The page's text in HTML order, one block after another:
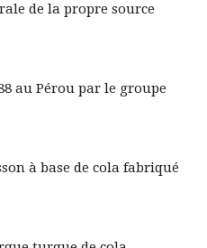
de la propre source
au Pérou par le groupe
à base de cola fabriqué